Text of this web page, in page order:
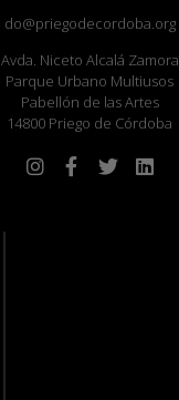
do@priegodecordoba.org
Avda. Niceto Alcalá Zamora
Parque Urbano Multiusos
Pabellón de las Artes
14800 Priego de Córdoba